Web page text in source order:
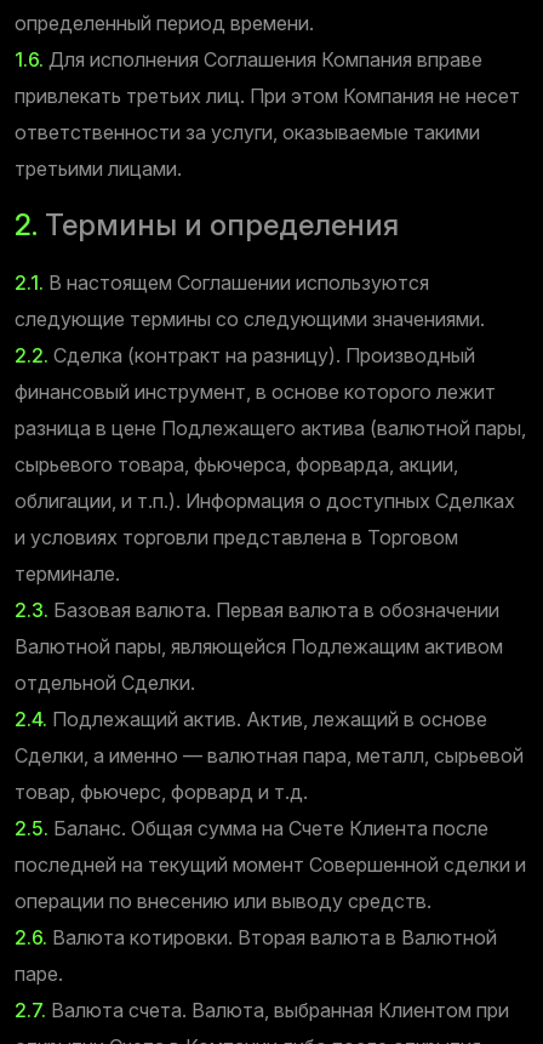
определенный период времени.
1.6. Для исполнения Соглашения Компания вправе
привлекать третьих лиц. При этом Компания не несет
ответственности за услуги, оказываемые такими
третьими лицами.
2. Термины и определения
2.1. В настоящем Соглашении используются
следующие термины со следующими значениями.
2.2. Сделка (контракт на разницу). Производный
финансовый инструмент, в основе которого лежит
разница в цене Подлежащего актива (валютной пары,
сырьевого товара, фьючерса, форварда, акции,
облигации, и т.п.). Информация о доступных Сделках
и условиях торговли представлена в Торговом
терминале.
2.3. Базовая валюта. Первая валюта в обозначении
Валютной пары, являющейся Подлежащим активом
отдельной Сделки.
2.4. Подлежащий актив. Актив, лежащий в основе
Сделки, а именно — валютная пара, металл, сырьевой
товар, фьючерс, форвард и т.д.
2.5. Баланс. Общая сумма на Счете Клиента после
последней на текущий момент Совершенной сделки и
операции по внесению или выводу средств.
2.6. Валюта котировки. Вторая валюта в Валютной
паре.
2.7. Валюта счета. Валюта, выбранная Клиентом при